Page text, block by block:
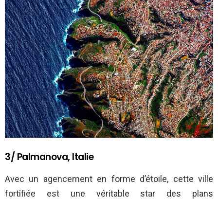
3/ Palmanova, Italie
Avec un agencement en forme d’étoile, cette ville
fortifiée est une véritable star des plans